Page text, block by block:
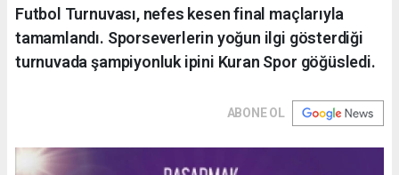
Futbol Turnuvası, nefes kesen final maçlarıyla
tamamlandı. Sporseverlerin yoğun ilgi gösterdiği
turnuvada şampiyonluk ipini Kuran Spor göğüsledi.
ABONE OL